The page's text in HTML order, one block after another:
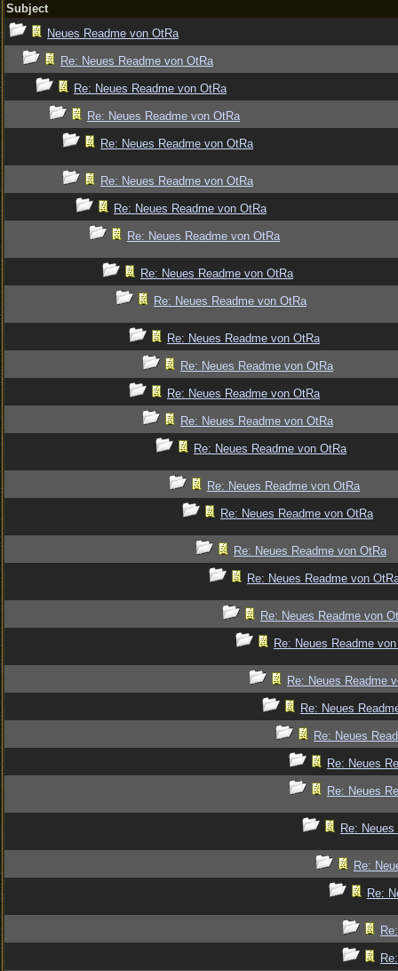
Subject
Neues Readme von OtRa
Re: Neues Readme von OtRa
Re: Neues Readme von OtRa
Re: Neues Readme von OtRa
Re: Neues Readme von OtRa
Re: Neues Readme von OtRa
Re: Neues Readme von OtRa
Re: Neues Readme von OtRa
Re: Neues Readme von OtRa
Re: Neues Readme von OtRa
Re: Neues Readme von OtRa
Re: Neues Readme von OtRa
Re: Neues Readme von OtRa
Re: Neues Readme von OtRa
Re: Neues Readme von OtRa
Re: Neues Readme von OtRa
Re: Neues Readme von OtRa
Re: Neues Readme von OtRa
Re: Neues Readme von
Re: Neues Readme von
Re: Neues Readme
Re: Neues Readme
Re: Neues
Re: Neues
Re: Neues
Re: Neues
Re:
Re:
Re: